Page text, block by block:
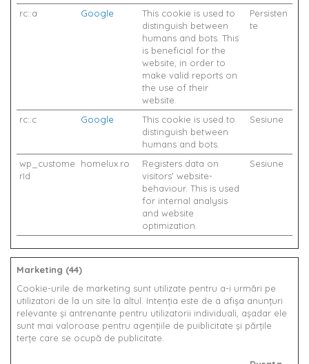
rc::a Google
This cookie is used to
distinguish between
humans and bots. This
is beneficial for the
website, in order to
make valid reports on
the use of their
website.
Persisten
te
rc::c Google
This cookie is used to
distinguish between
humans and bots.
Sesiune
wp_custome
rId
homelux.ro
Registers data on
visitors' website-
behaviour. This is used
for internal analysis
and website
optimization.
Sesiune
Marketing (44)
Cookie-urile de marketing sunt utilizate pentru a-i urmări pe
utilizatori de la un site la altul. Intenţia este de a afişa anunţuri
relevante şi antrenante pentru utilizatorii individuali, aşadar ele
sunt mai valoroase pentru agenţiile de puiblicitate şi părţile
terţe care se ocupă de publicitate.